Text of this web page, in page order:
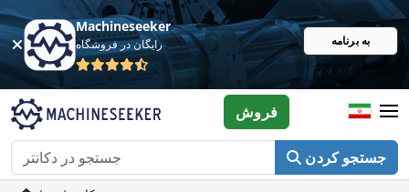
Machineseeker
رایگان در فروشگاه به برنامه
جستجو کردن
فروش